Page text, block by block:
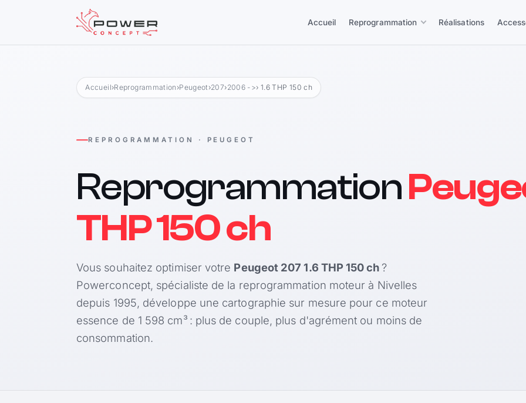
Accueil Reprogrammation Réalisations
Accueil›Reprogrammation ›Peugeot›207›2006 ->› 1.6 THP 150 ch
REPROGRAMMATION · PEUGEOT
Reprogrammation
THP 150 ch
Vous souhaitez optimiser votre Peugeot 207 1.6 THP 150 ch?
Powerconcept, spécialiste de la reprogrammation moteur à Nivelles
depuis 1995, développe une cartographie sur mesure pour ce moteur
essence de 1 598 cm³ : plus de couple, plus d'agrément ou moins de
consommation.